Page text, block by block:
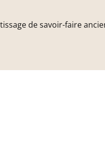
de savoir-faire